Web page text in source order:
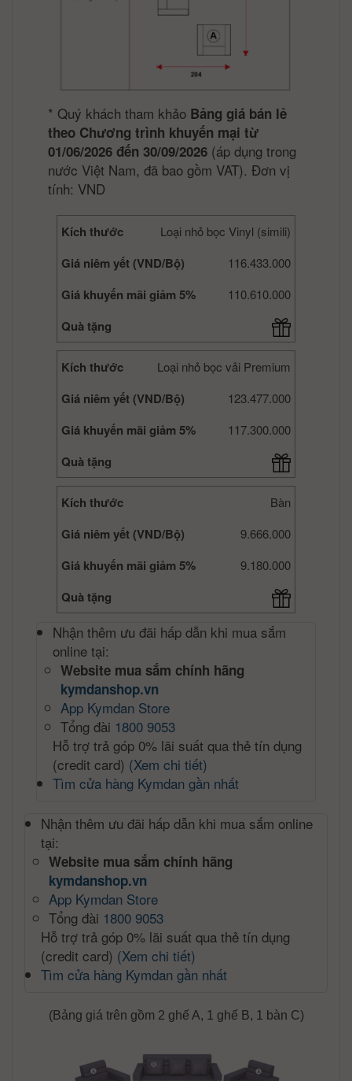
* Quý khách tham khảo Bảng giá bán lẻ
theo Chương trình khuyến mại từ
01/06/2026 đến 30/09/2026 (áp dụng trong
nước Việt Nam, đã bao gồm VAT). Đơn vị
tính: VND
Loại nhỏ bọc Vinyl (simili)
Kích thước
116.433.000
Giá niêm yết (VND/Bộ)
110.610.000
Giá khuyến mãi giảm 5%
Quà tặng
Loại nhỏ bọc vải Premium
Kích thước
123.477.000
Giá niêm yết (VND/Bộ)
117.300.000
Giá khuyến mãi giảm 5%
Quà tặng
Bàn
Kích thước
9.666.000
Giá niêm yết (VND/Bộ)
9.180.000
Giá khuyến mãi giảm 5%
Quà tặng
Nhận thêm ưu đãi hấp dẫn khi mua sắm
online tại:
Website mua sắm chính hãng
kymdanshop.vn
App Kymdan Store
Tổng đài 1800 9053
Hỗ trợ trả góp 0% lãi suất qua thẻ tín dụng
(credit card) (Xem chi tiết)
Tìm cửa hàng Kymdan gần nhất
Nhận thêm ưu đãi hấp dẫn khi mua sắm online
tại:
Website mua sắm chính hãng
kymdanshop.vn
App Kymdan Store
Tổng đài 1800 9053
Hỗ trợ trả góp 0% lãi suất qua thẻ tín dụng
(credit card) (Xem chi tiết)
Tìm cửa hàng Kymdan gần nhất
(Bảng giá trên gồm 2 ghế A, 1 ghế B, 1 bàn C)